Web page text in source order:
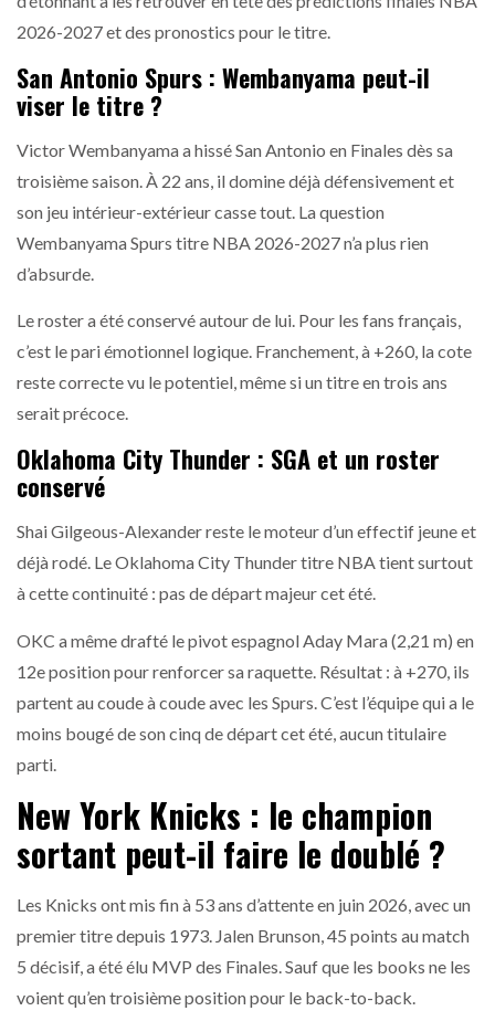
2026-2027 et des pronostics pour le titre.
San Antonio Spurs : Wembanyama peut-il
viser le titre ?
Victor Wembanyama a hissé San Antonio en Finales dès sa
troisième saison. À 22 ans, il domine déjà défensivement et
son jeu intérieur-extérieur casse tout. La question
Wembanyama Spurs titre NBA 2026-2027 n’a plus rien
d’absurde.
Le roster a été conservé autour de lui. Pour les fans français,
c’est le pari émotionnel logique. Franchement, à +260, la cote
reste correcte vu le potentiel, même si un titre en trois ans
serait précoce.
Oklahoma City Thunder : SGA et un roster
conservé
Shai Gilgeous-Alexander reste le moteur d’un effectif jeune et
déjà rodé. Le Oklahoma City Thunder titre NBA tient surtout
à cette continuité : pas de départ majeur cet été.
OKC a même drafté le pivot espagnol Aday Mara (2,21 m) en
12e position pour renforcer sa raquette. Résultat : à +270, ils
partent au coude à coude avec les Spurs. C’est l’équipe qui a le
moins bougé de son cinq de départ cet été, aucun titulaire
parti.
New York Knicks : le champion
sortant peut-il faire le doublé ?
Les Knicks ont mis fin à 53 ans d’attente en juin 2026, avec un
premier titre depuis 1973. Jalen Brunson, 45 points au match
5 décisif, a été élu MVP des Finales. Sauf que les books ne les
voient qu’en troisième position pour le back-to-back.